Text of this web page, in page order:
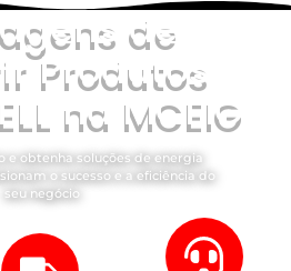
de
Produtos
na MCEIG
e obtenha soluções de energia
o sucesso e a eficiência do
seu negócio